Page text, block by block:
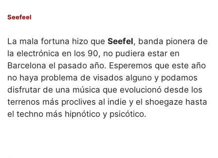
Seefeel
La mala fortuna hizo que Seefel, banda pionera de
la electrónica en los 90, no pudiera estar en
Barcelona el pasado año. Esperemos que este año
no haya problema de visados alguno y podamos
disfrutar de una música que evolucionó desde los
terrenos más proclives al indie y el shoegaze hasta
el techno más hipnótico y psicótico.